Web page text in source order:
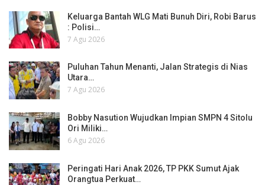
Keluarga Bantah WLG Mati Bunuh Diri, Robi Barus
: Polisi…
7 Agu 2026
Puluhan Tahun Menanti, Jalan Strategis di Nias
Utara…
7 Agu 2026
Bobby Nasution Wujudkan Impian SMPN 4 Sitolu
Ori Miliki…
6 Agu 2026
Peringati Hari Anak 2026, TP PKK Sumut Ajak
Orangtua Perkuat…